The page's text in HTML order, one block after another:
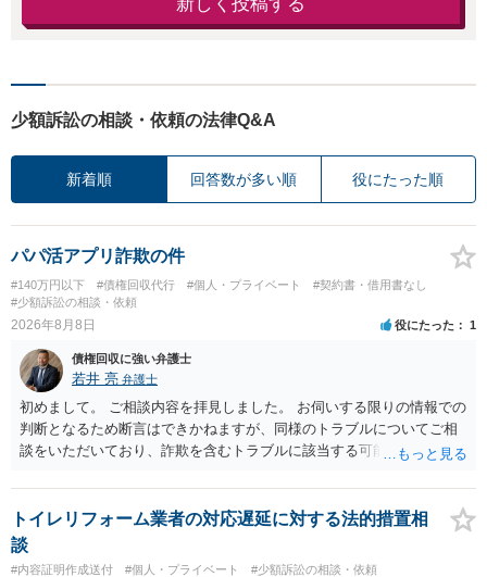
少額訴訟の相談・依頼の法律Q&A
新着順 回答数が多い順 役にたった順
パパ活アプリ詐欺の件
#140万円以下 #債権回収代行 #個人・プライベート
#契約書・借用書なし
#少額訴訟の相談・依頼
2026年8月8日 役にたった 1
債権回収に強い弁護士
若井 亮 弁護士
初めまして。 ご相談内容を拝見しました。 お伺いする限りの情報での
判断となるため断言はできかねますが、同様のトラブルについてご相
談をいただいており、詐欺を含むトラブルに該当する可能性があるで
ります。 お金を渡した方法が現金手渡しではなく、指定口座への振込
であるならば、相手方の身元を特定できる可能性もあるでしょう。 い
ずれにせよ、まずは速やかに最寄りの警察署に被害相談に行くことを
お勧めします。
トイレリフォーム業者の対応遅延に対する法的措置相
談
#内容証明作成送付 #個人・プライベート
#少額訴訟の相談・依頼